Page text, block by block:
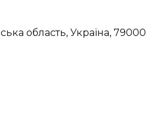
область, Україна, 79000